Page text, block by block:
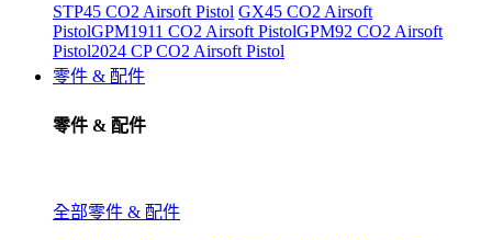
STP45 CO2 Airsoft Pistol GX45 CO2 Airsoft
PistolGPM1911 CO2 Airsoft PistolGPM92 CO2 Airsoft
Pistol2024 CP CO2 Airsoft Pistol
零件 & 配件
零件 & 配件
全部零件 & 配件